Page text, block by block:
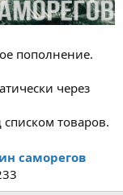
пополнение.
через
товаров.
саморегов